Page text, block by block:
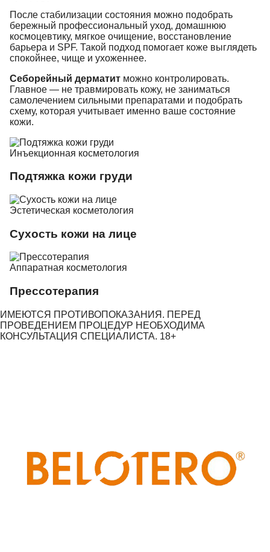
После стабилизации состояния можно подобрать
бережный профессиональный уход, домашнюю
космоцевтику, мягкое очищение, восстановление
барьера и SPF. Такой подход помогает коже выглядеть
спокойнее, чище и ухоженнее.
Себорейный дерматит можно контролировать.
Главное — не травмировать кожу, не заниматься
самолечением сильными препаратами и подобрать
схему, которая учитывает именно ваше состояние
кожи.
Инъекционная косметология
Подтяжка кожи груди
Эстетическая косметология
Сухость кожи на лице
Аппаратная косметология
Прессотерапия
ИМЕЮТСЯ ПРОТИВОПОКАЗАНИЯ. ПЕРЕД
ПРОВЕДЕНИЕМ ПРОЦЕДУР НЕОБХОДИМА
КОНСУЛЬТАЦИЯ СПЕЦИАЛИСТА. 18+